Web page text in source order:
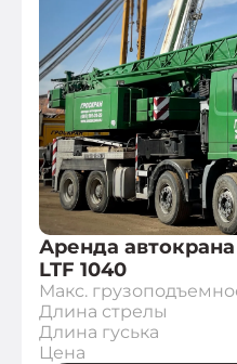
Аренда
LTF 1040
Макс.
Длина стрелы
Длина гуська
Цена